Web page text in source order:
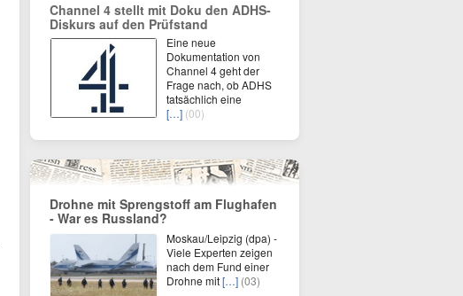
Channel 4 stellt mit Doku den ADHS-
Diskurs auf den Prüfstand
Eine neue
Dokumentation von
Channel 4 geht der
Frage nach, ob ADHS
tatsächlich eine
[…] (00)
Drohne mit Sprengstoff am Flughafen
- War es Russland?
Moskau/Leipzig (dpa) -
Viele Experten zeigen
nach dem Fund einer
Drohne mit[…] (03)